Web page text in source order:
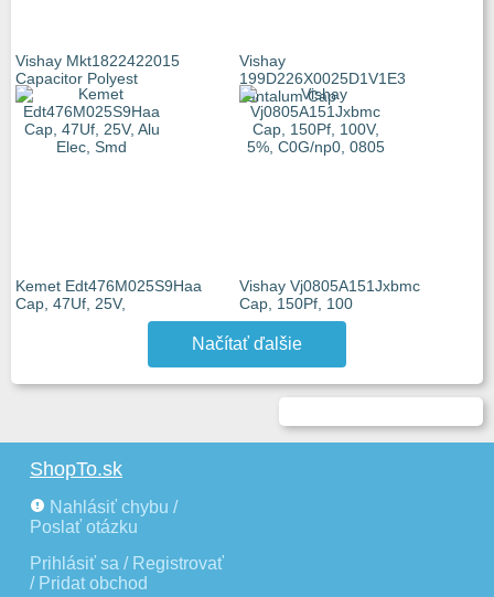
Vishay Mkt1822422015
Capacitor Polyest
Vishay
199D226X0025D1V1E3
Tantalum Cap
Kemet Edt476M025S9Haa
Cap, 47Uf, 25V,
Vishay Vj0805A151Jxbmc
Cap, 150Pf, 100
Načítať ďalšie
ShopTo.sk
Nahlásiť chybu /
Poslať otázku
Prihlásiť sa / Registrovať
/ Pridat obchod